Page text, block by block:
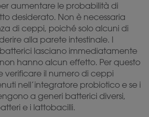
aumentare le probabilità di
desiderato. Non è necessaria
di ceppi, poiché solo alcuni di
alla parete intestinale. I
lasciano immediatamente
hanno alcun effetto. Per questo
verificare il numero di ceppi
nell’integratore probiotico e se i
a generi batterici diversi,
e i lattobacilli.